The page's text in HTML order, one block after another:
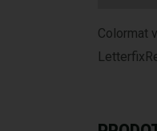
Colormat